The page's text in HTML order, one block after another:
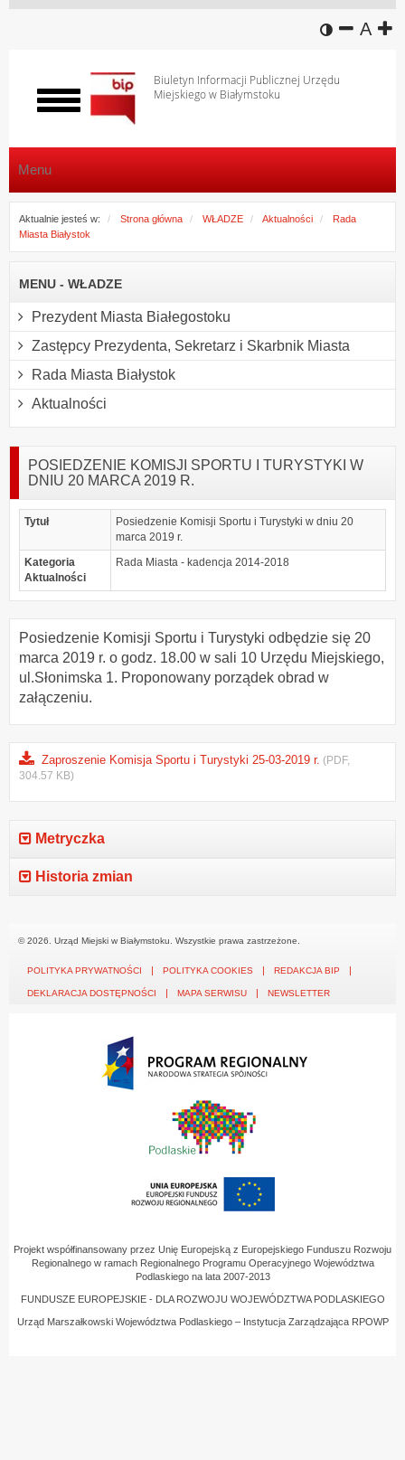
wersja
A
Biuletyn Informacji Publicznej Urzędu
Miejskiego w Białymstoku
Włącz
menu
Menu
Aktualnie jesteś w: Strona główna WŁADZE Aktualności
Rada
Miasta Białystok
MENU - WŁADZE
Prezydent Miasta Białegostoku
Zastępcy Prezydenta, Sekretarz i Skarbnik Miasta
Rada Miasta Białystok
Aktualności
POSIEDZENIE KOMISJI SPORTU I TURYSTYKI W
DNIU 20 MARCA 2019 R.
Tytuł
Posiedzenie Komisji Sportu i Turystyki w dniu 20
marca 2019 r.
Kategoria
Aktualności
Rada Miasta - kadencja 2014-2018
Posiedzenie Komisji Sportu i Turystyki odbędzie się 20
marca 2019 r. o godz. 18.00 w sali 10 Urzędu Miejskiego,
ul.Słonimska 1. Proponowany porządek obrad w
załączeniu.
Zaproszenie Komisja Sportu i Turystyki 25-03-2019 r. (PDF,
304.57 KB)
Metryczka
Historia zmian
© 2026. Urząd Miejski w Białymstoku. Wszystkie prawa zastrzeżone.
POLITYKA PRYWATNOŚCI POLITYKA COOKIES REDAKCJA BIP
DEKLARACJA DOSTĘPNOŚCI MAPA SERWISU NEWSLETTER
Projekt współfinansowany przez Unię Europejską z Europejskiego Funduszu Rozwoju
Regionalnego w ramach Regionalnego Programu Operacyjnego Województwa
Podlaskiego na lata 2007-2013
FUNDUSZE EUROPEJSKIE - DLA ROZWOJU WOJEWÓDZTWA PODLASKIEGO
Urząd Marszałkowski Województwa Podlaskiego – Instytucja Zarządzająca RPOWP